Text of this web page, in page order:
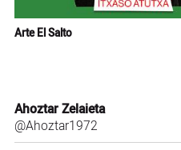
Arte El Salto
Ahoztar Zelaieta
@Ahoztar1972